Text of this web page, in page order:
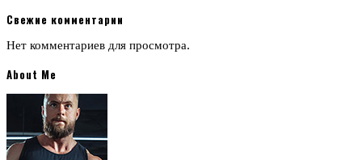
Свежие комментарии
Нет комментариев для просмотра.
About Me